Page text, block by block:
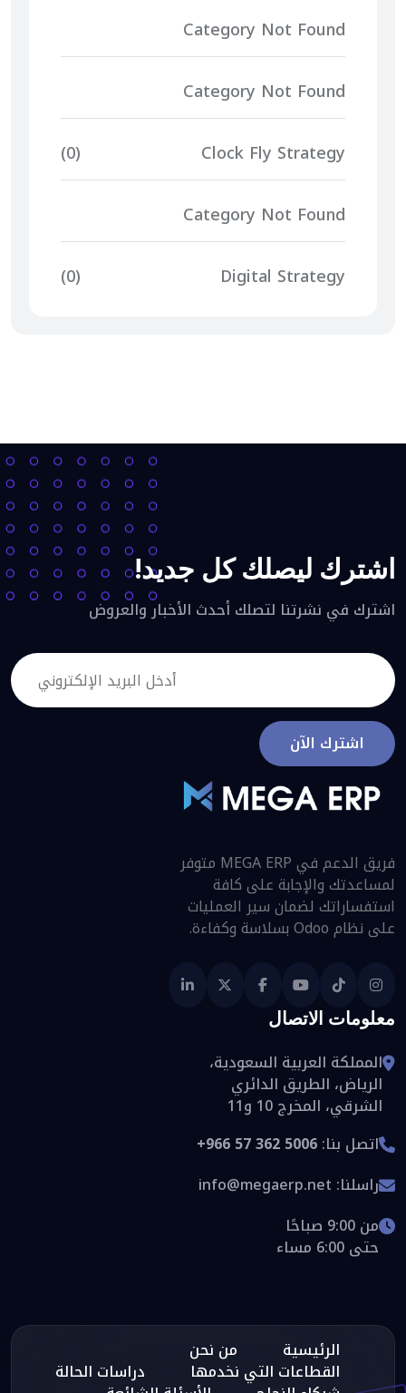
Category Not Found
Category Not Found
Clock Fly Strategy
(0)
Category Not Found
Digital Strategy
(0)
اشترك ليصلك كل جديد!
اشترك في نشرتنا لتصلك أحدث الأخبار والعروض
اشترك الآن
فريق الدعم في MEGA ERP متوفر
لمساعدتك والإجابة على كافة
استفساراتك لضمان سير العمليات
على نظام Odoo بسلاسة وكفاءة.
معلومات الاتصال
المملكة العربية السعودية،
الرياض، الطريق الدائري
الشرقي، المخرج 10 و11
اتصل بنا:+966 57 362 5006
راسلنا: info@megaerp.net
من 9:00 صباحًا
حتى 6:00 مساء
الرئيسية من نحن
القطاعات التي نخدمها دراسات الحالة